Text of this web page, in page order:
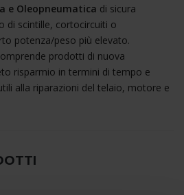
e Oleopneumatica di sicura
di scintille, cortocircuiti o
potenza/peso più elevato.
prodotti di nuova
risparmio in termini di tempo e
alla riparazioni del telaio, motore e